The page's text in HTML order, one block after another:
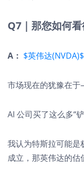
Q7｜那您如何
A： $英伟达(NVDA)$
市场现在的犹豫在
AI 公司买了这么多“
我认为特斯拉可能是
成立，那英伟达的估